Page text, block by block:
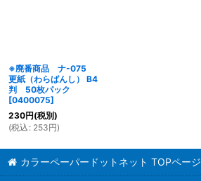
※廃番商品 ナ-075
更紙（わらばんし） B4
判 50枚パック
[0400075]
230円(税別)
(税込 : 253円)
カラーペーパードットネット TOPページ